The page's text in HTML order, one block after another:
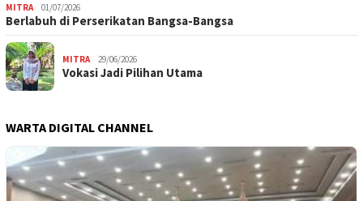
MITRA 01/07/2026
Berlabuh di Perserikatan Bangsa-Bangsa
MITRA 29/06/2026
Vokasi Jadi Pilihan Utama
WARTA DIGITAL CHANNEL